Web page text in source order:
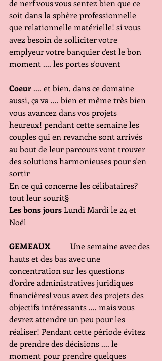
de nerf vous vous sentez bien que ce
soit dans la sphère professionnelle
que relationnelle matérielle! si vous
avez besoin de solliciter votre
emplyeur votre banquier c'est le bon
moment .... les portes s'ouvent
Coeur .... et bien, dans ce domaine
aussi, ça va .... bien et même très bien
vous avancez dans vos projets
heureux! pendant cette semaine les
couples qui en revanche sont arrivés
au bout de leur parcours vont trouver
des solutions harmonieuses pour s'en
sortir
En ce qui concerne les célibataires?
tout leur sourit§
Les bons jours Lundi Mardi le 24 et
Noël
GEMEAUX
        Une semaine avec des
hauts et des bas avec une
concentration sur les questions
d'ordre administratives juridiques
financières! vous avez des projets des
objectifs intéressants .... mais vous
devrez attendre un peu pour les
réaliser! Pendant cette période évitez
de prendre des décisions .... le
moment pour prendre quelques